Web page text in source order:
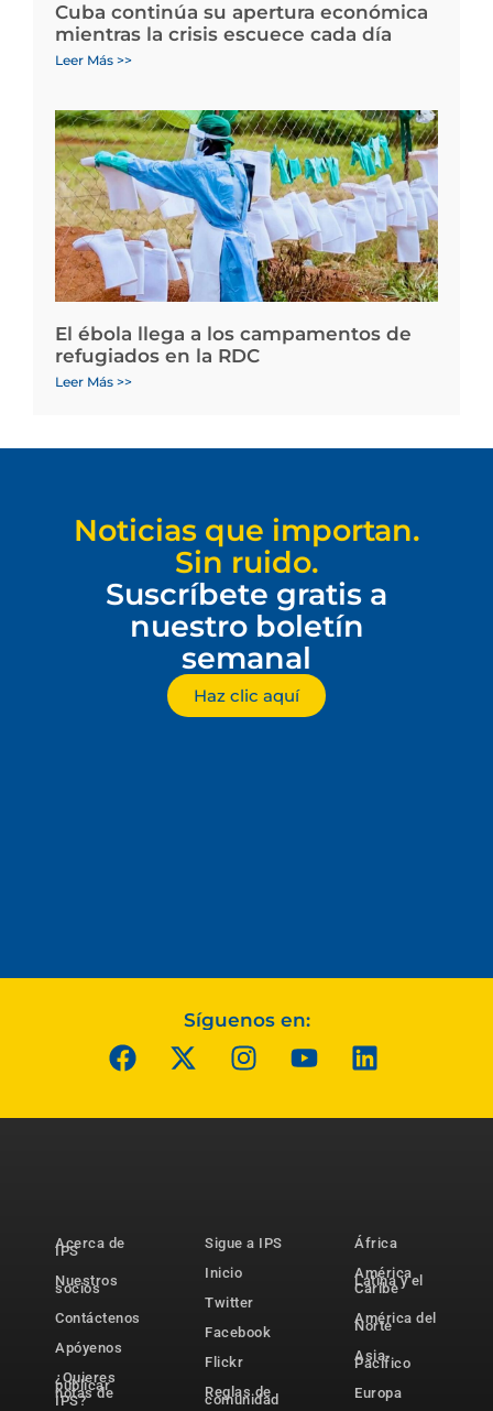
Cuba continúa su apertura económica
mientras la crisis escuece cada día
Leer Más >>
El ébola llega a los campamentos de
refugiados en la RDC
Leer Más >>
Noticias que importan.
Sin ruido.
Suscríbete gratis a
nuestro boletín
semanal
Haz clic aquí
Síguenos en:
Acerca de
IPS
Nuestros
socios
Contáctenos
Apóyenos
¿Quieres
publicar
notas de
IPS?
Sigue a IPS
Inicio
Twitter
Facebook
Flickr
Reglas de
comunidad
África
América
Latina y el
Caribe
América del
Norte
Asia-
Pacífico
Europa